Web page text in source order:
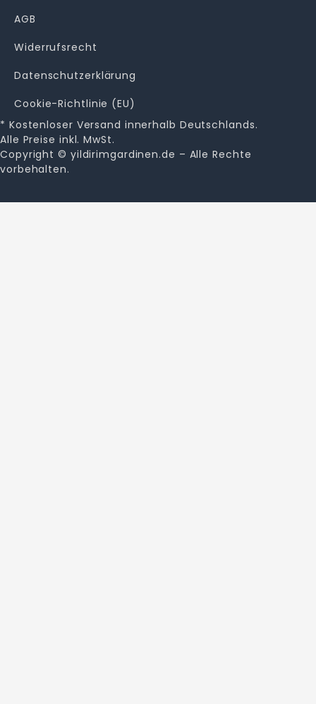
AGB
Widerrufsrecht
Datenschutzerklärung
Cookie-Richtlinie (EU)
* Kostenloser Versand innerhalb Deutschlands.
Alle Preise inkl. MwSt.
Copyright © yildirimgardinen.de – Alle Rechte
vorbehalten.